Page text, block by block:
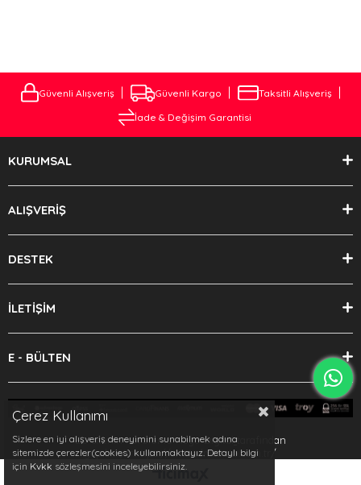
Güvenli Alışveriş Güvenli Kargo
Taksitli Alışveriş
İade & Değişim Garantisi
KURUMSAL
ALIŞVERİŞ
DESTEK
İLETİŞİM
E - BÜLTEN
Bu sitenin kurulumuKeyo Digital
tarafından
yapılmıştır.https://www.dmsauto.com.tr/
Çerez Kullanımı
Sizlere en iyi alışveriş deneyimini sunabilmek adına
sitemizde çerezler(cookies) kullanmaktayız. Detaylı bilgi
için Kvkk sözleşmesini inceleyebilirsiniz.